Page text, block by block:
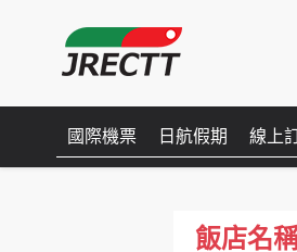
國際機票 日航假期 線上
飯店名